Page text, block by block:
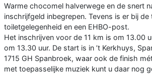
Warme chocomel halverwege en de snert
inschrijfgeld inbegrepen. Tevens is er bij
toiletgelegenheid en een EHBO-post.
Het inschrijven voor de 11 km is om 13.00
om 13.30 uur. De start is in ’t Kerkhuys,
1715 GH Spanbroek, waar ook de finish
met toepasselijke muziek kunt u daar nog